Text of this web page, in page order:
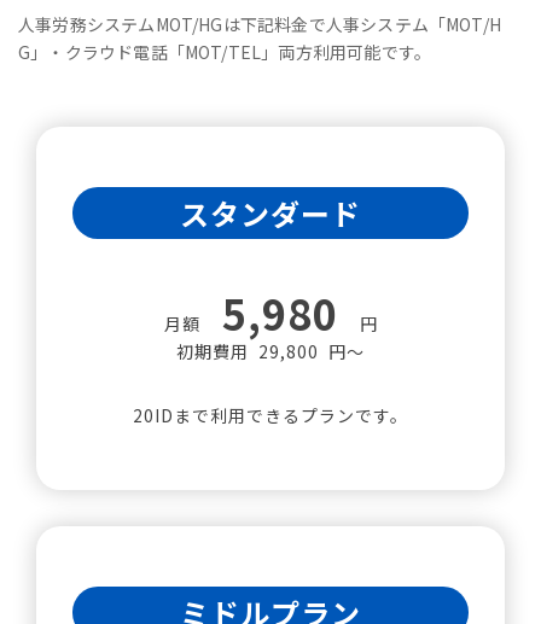
人事労務システムMOT/HGは下記料金で人事システム「MOT/H
G」・クラウド電話「MOT/TEL」両方利用可能です。
スタンダード
月額 5,980
円
初期費用 29,800 円～
20IDまで利用できるプランです。
ミドルプラン